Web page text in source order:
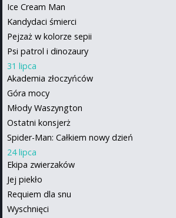
Ice Cream Man
Kandydaci śmierci
Pejzaż w kolorze sepii
Psi patrol i dinozaury
31 lipca
Akademia złoczyńców
Góra mocy
Młody Waszyngton
Ostatni konsjerż
Spider-Man: Całkiem nowy dzień
24 lipca
Ekipa zwierzaków
Jej piekło
Requiem dla snu
Wyschnięci